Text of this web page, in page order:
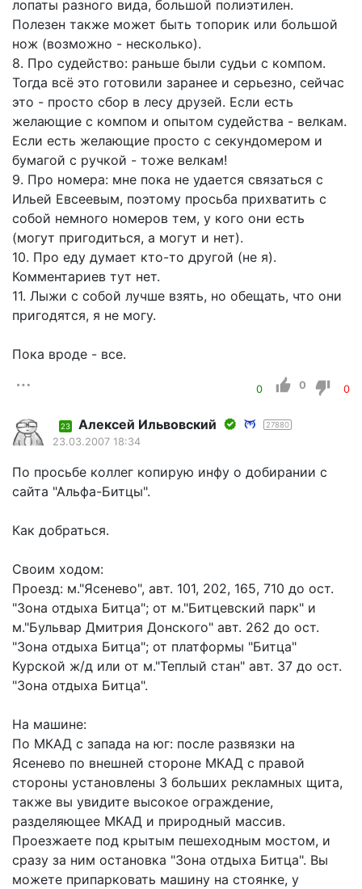
лопаты разного вида, большой полиэтилен.
Полезен также может быть топорик или большой
нож (возможно - несколько).
8. Про судейство: раньше были судьи с компом.
Тогда всё это готовили заранее и серьезно, сейчас
это - просто сбор в лесу друзей. Если есть
желающие с компом и опытом судейства - велкам.
Если есть желающие просто с секундомером и
бумагой с ручкой - тоже велкам!
9. Про номера: мне пока не удается связаться с
Ильей Евсеевым, поэтому просьба прихватить с
собой немного номеров тем, у кого они есть
(могут пригодиться, а могут и нет).
10. Про еду думает кто-то другой (не я).
Комментариев тут нет.
11. Лыжи с собой лучше взять, но обещать, что они
пригодятся, я не могу.
Пока вроде - все.
0 0 0
23 Алексей Ильвовский 27880
23.03.2007 18:34
По просьбе коллег копирую инфу о добирании с
сайта "Альфа-Битцы".
Как добраться.
Своим ходом:
Проезд: м."Ясенево", авт. 101, 202, 165, 710 до ост.
"Зона отдыха Битца"; от м."Битцевский парк" и
м."Бульвар Дмитрия Донского" авт. 262 до ост.
"Зона отдыха Битца"; от платформы "Битца"
Курской ж/д или от м."Теплый стан" авт. 37 до ост.
"Зона отдыха Битца".
На машине:
По МКАД с запада на юг: после развязки на
Ясенево по внешней стороне МКАД с правой
стороны установлены 3 больших рекламных щита,
также вы увидите высокое ограждение,
разделяющее МКАД и природный массив.
Проезжаете под крытым пешеходным мостом, и
сразу за ним остановка "Зона отдыха Битца". Вы
можете припарковать машину на стоянке, у